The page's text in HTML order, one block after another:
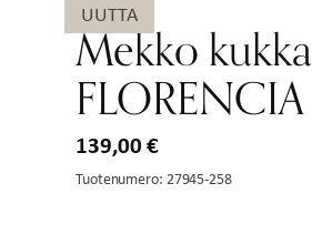
UUTTA
Mekko kukka
FLORENCIA
139,00€
Tuotenumero: 27945-258